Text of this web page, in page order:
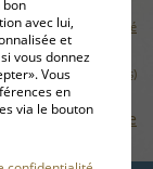
de confidentialité
mes témoins (cookies)
Plan de site
bon
avec lui,
et
vous donnez
Vous
en
via le bouton